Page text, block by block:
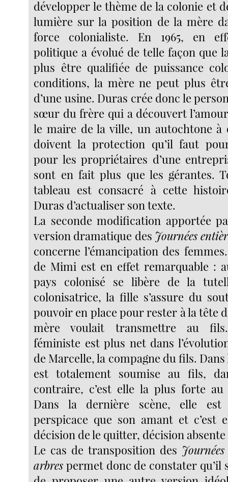
développer le thème de la colonie et
lumière sur la position de la mère
force colonialiste. En 1965, en
politique a évolué de telle façon que
plus être qualifiée de puissance
conditions, la mère ne peut plus
d’une usine. Duras crée donc le
sœur du frère qui a découvert
le maire de la ville, un autochtone
doivent la protection qu’il faut
pour les propriétaires d’une
sont en fait plus que les gérantes.
tableau est consacré à cette
Duras d’actualiser son texte.
La seconde modification apportée
version dramatique des Journées
concerne l’émancipation des
de Mimi est en effet remarquable :
pays colonisé se libère de la
colonisatrice, la fille s’assure du
pouvoir en place pour rester à la tête
mère voulait transmettre au
féministe est plus net dans
de Marcelle, la compagne du fils.
est totalement soumise au fils,
contraire, c’est elle la plus forte
Dans la dernière scène, elle est
perspicace que son amant et c’est
décision de le quitter, décision
Le cas de transposition des
arbres permet donc de constater qu’il